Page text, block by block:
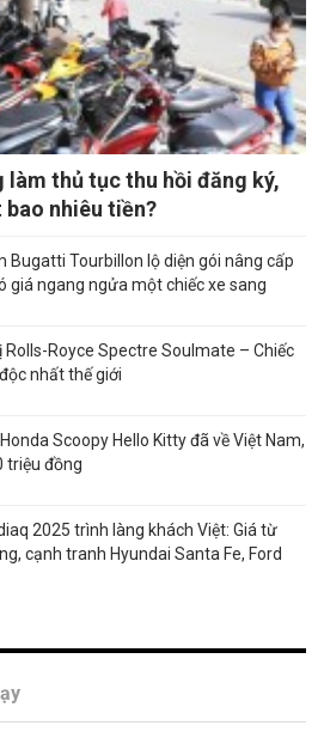
làm thủ tục thu hồi đăng ký,
bao nhiêu tiền?
Bugatti Tourbillon lộ diện gói nâng cấp
giá ngang ngửa một chiếc xe sang
Rolls-Royce Spectre Soulmate – Chiếc
nhất thế giới
Scoopy Hello Kitty đã về Việt Nam,
triệu đồng
2025 trình làng khách Việt: Giá từ
cạnh tranh Hyundai Santa Fe, Ford